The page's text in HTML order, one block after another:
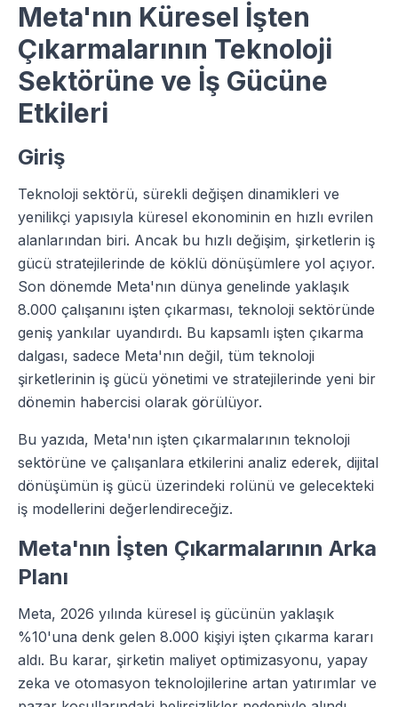
Meta'nın Küresel İşten
Çıkarmalarının Teknoloji
Sektörüne ve İş Gücüne
Etkileri
Giriş
Teknoloji sektörü, sürekli değişen dinamikleri ve
yenilikçi yapısıyla küresel ekonominin en hızlı evrilen
alanlarından biri. Ancak bu hızlı değişim, şirketlerin iş
gücü stratejilerinde de köklü dönüşümlere yol açıyor.
Son dönemde Meta'nın dünya genelinde yaklaşık
8.000 çalışanını işten çıkarması, teknoloji sektöründe
geniş yankılar uyandırdı. Bu kapsamlı işten çıkarma
dalgası, sadece Meta'nın değil, tüm teknoloji
şirketlerinin iş gücü yönetimi ve stratejilerinde yeni bir
dönemin habercisi olarak görülüyor.
Bu yazıda, Meta'nın işten çıkarmalarının teknoloji
sektörüne ve çalışanlara etkilerini analiz ederek, dijital
dönüşümün iş gücü üzerindeki rolünü ve gelecekteki
iş modellerini değerlendireceğiz.
Meta'nın İşten Çıkarmalarının Arka
Planı
Meta, 2026 yılında küresel iş gücünün yaklaşık
%10'una denk gelen 8.000 kişiyi işten çıkarma kararı
aldı. Bu karar, şirketin maliyet optimizasyonu, yapay
zeka ve otomasyon teknolojilerine artan yatırımlar ve